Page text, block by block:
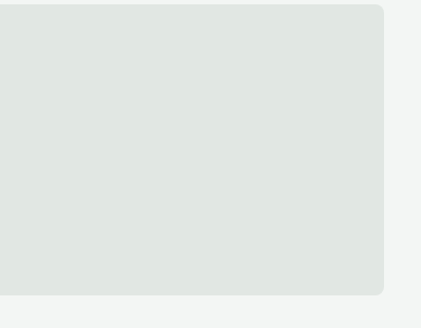
minutes, ¥3000 for 60 minutes Trial lessons are